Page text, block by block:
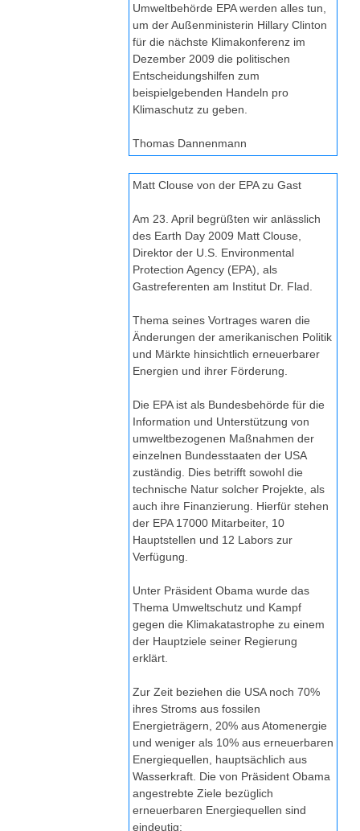
Umweltbehörde EPA werden alles tun,
um der Außenministerin Hillary Clinton
für die nächste Klimakonferenz im
Dezember 2009 die politischen
Entscheidungshilfen zum
beispielgebenden Handeln pro
Klimaschutz zu geben.
Thomas Dannenmann
Matt Clouse von der EPA zu Gast
Am 23. April begrüßten wir anlässlich
des Earth Day 2009 Matt Clouse,
Direktor der U.S. Environmental
Protection Agency (EPA), als
Gastreferenten am Institut Dr. Flad.
Thema seines Vortrages waren die
Änderungen der amerikanischen Politik
und Märkte hinsichtlich erneuerbarer
Energien und ihrer Förderung.
Die EPA ist als Bundesbehörde für die
Information und Unterstützung von
umweltbezogenen Maßnahmen der
einzelnen Bundesstaaten der USA
zuständig. Dies betrifft sowohl die
technische Natur solcher Projekte, als
auch ihre Finanzierung. Hierfür stehen
der EPA 17000 Mitarbeiter, 10
Hauptstellen und 12 Labors zur
Verfügung.
Unter Präsident Obama wurde das
Thema Umweltschutz und Kampf
gegen die Klimakatastrophe zu einem
der Hauptziele seiner Regierung
erklärt.
Zur Zeit beziehen die USA noch 70%
ihres Stroms aus fossilen
Energieträgern, 20% aus Atomenergie
und weniger als 10% aus erneuerbaren
Energiequellen, hauptsächlich aus
Wasserkraft. Die von Präsident Obama
angestrebte Ziele bezüglich
erneuerbaren Energiequellen sind
eindeutig: